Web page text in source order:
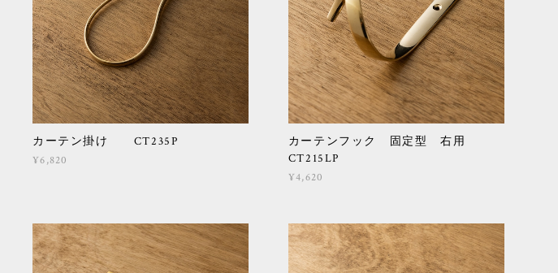
カーテン掛け CT235P
¥6,820
カーテンフック 固定型 右用
CT215LP
¥4,620